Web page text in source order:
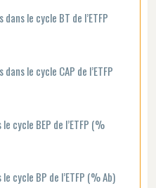
le cycle BT de l’ETFP
le cycle CAP de l’ETFP
cycle BEP de l’ETFP (%
cycle BP de l’ETFP (% Ab)